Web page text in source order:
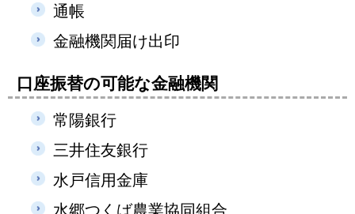
通帳
金融機関届け出印
口座振替の可能な金融機関
常陽銀行
三井住友銀行
水戸信用金庫
水郷つくば農業協同組合